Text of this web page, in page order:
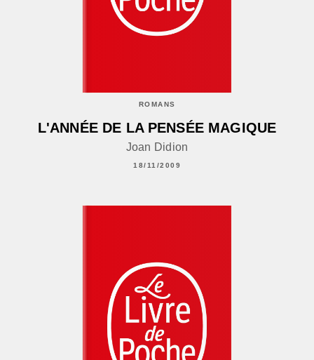
ROMANS
L'ANNÉE DE LA PENSÉE MAGIQUE
Joan Didion
18/11/2009